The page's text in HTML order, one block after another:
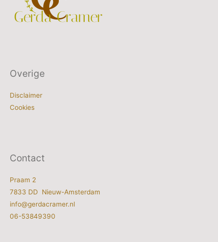
Overige
Disclaimer
Cookies
Contact
Praam 2
7833 DD Nieuw-Amsterdam
info@gerdacramer.nl
06-53849390